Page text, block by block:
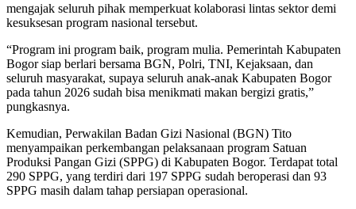
mengajak seluruh pihak memperkuat kolaborasi lintas sektor demi
kesuksesan program nasional tersebut.
“Program ini program baik, program mulia. Pemerintah Kabupaten
Bogor siap berlari bersama BGN, Polri, TNI, Kejaksaan, dan
seluruh masyarakat, supaya seluruh anak-anak Kabupaten Bogor
pada tahun 2026 sudah bisa menikmati makan bergizi gratis,”
pungkasnya.
Kemudian, Perwakilan Badan Gizi Nasional (BGN) Tito
menyampaikan perkembangan pelaksanaan program Satuan
Produksi Pangan Gizi (SPPG) di Kabupaten Bogor. Terdapat total
290 SPPG, yang terdiri dari 197 SPPG sudah beroperasi dan 93
SPPG masih dalam tahap persiapan operasional.